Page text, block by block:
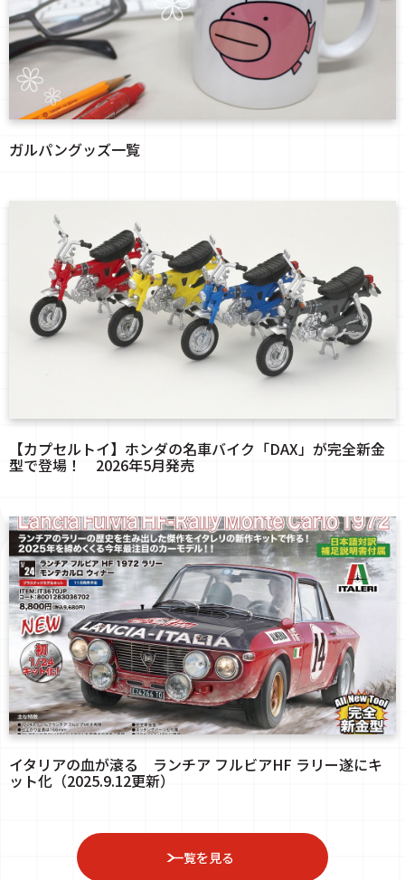
ガルパングッズ一覧
【カプセルトイ】ホンダの名車バイク「DAX」が完全新金
型で登場！ 2026年5月発売
イタリアの血が滾る ランチア フルビアHF ラリー遂にキ
ット化（2025.9.12更新）
一覧を見る